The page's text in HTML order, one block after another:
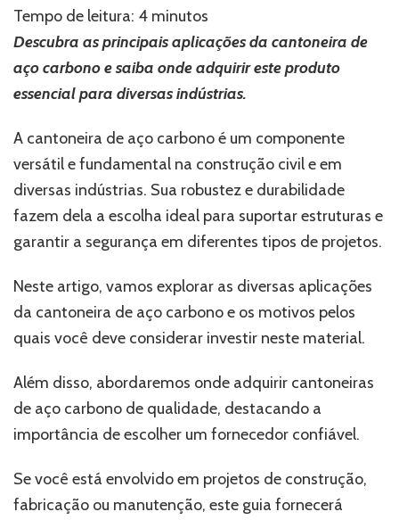
aço
suas
aplicações
onde
Tempo de leitura: 4 minutos
Descubra as principais aplicações da cantoneira de
aço carbono e saiba onde adquirir este produto
essencial para diversas indústrias.
A cantoneira de aço carbono é um componente
versátil e fundamental na construção civil e em
diversas indústrias. Sua robustez e durabilidade
fazem dela a escolha ideal para suportar estruturas e
garantir a segurança em diferentes tipos de projetos.
Neste artigo, vamos explorar as diversas aplicações
da cantoneira de aço carbono e os motivos pelos
quais você deve considerar investir neste material.
Além disso, abordaremos onde adquirir cantoneiras
de aço carbono de qualidade, destacando a
importância de escolher um fornecedor confiável.
Se você está envolvido em projetos de construção,
fabricação ou manutenção, este guia fornecerá